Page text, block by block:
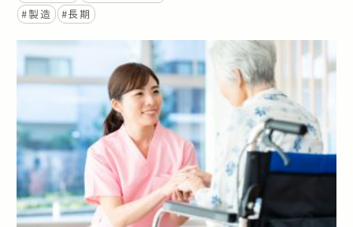
#製造
#長期